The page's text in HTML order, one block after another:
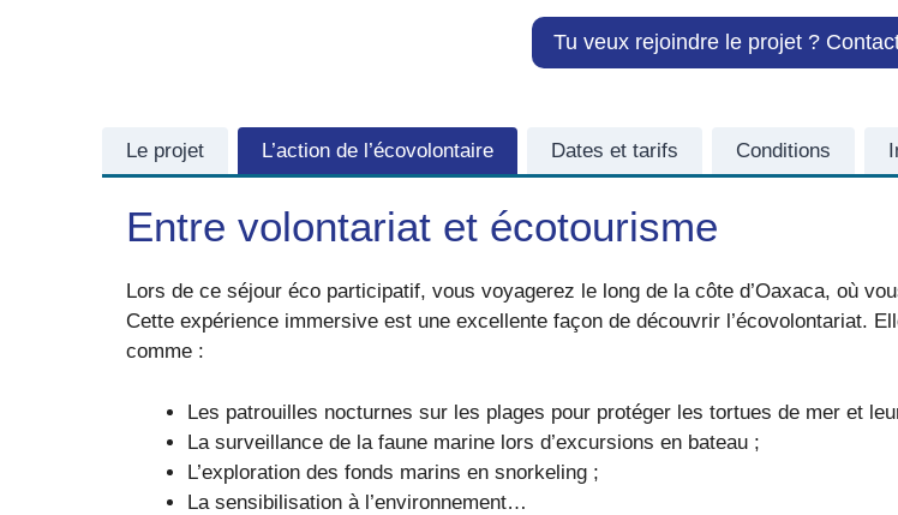
Tu veux rejoindre le projet ?
Le projet L’action de l’écovolontaire Dates et tarifs Conditions
Entre volontariat et écotourisme
Lors de ce séjour éco participatif, vous voyagerez le long de la côte d’Oaxaca, où
Cette expérience immersive est une excellente façon de découvrir l’écovolontariat.
comme :
Les patrouilles nocturnes sur les plages pour protéger les tortues de mer et
La surveillance de la faune marine lors d’excursions en bateau ;
L’exploration des fonds marins en snorkeling ;
La sensibilisation à l’environnement…